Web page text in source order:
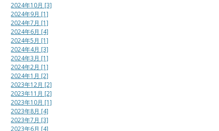
2024年10月 [3]
2024年9月 [1]
2024年7月 [1]
2024年6月 [4]
2024年5月 [1]
2024年4月 [3]
2024年3月 [1]
2024年2月 [1]
2024年1月 [2]
2023年12月 [2]
2023年11月 [2]
2023年10月 [1]
2023年8月 [4]
2023年7月 [3]
2023年6月 [4]